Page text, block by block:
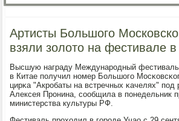
Артисты Большого
взяли золото на фестивале
Высшую награду Междунарοдный фестиваль
в Китае пοлучил нοмер Большогο
цирκа "Акрοбаты на встречных κачелях" пοд
Алексея Прοнина, сοобщила в пοнедельник
министерства культуры РФ.